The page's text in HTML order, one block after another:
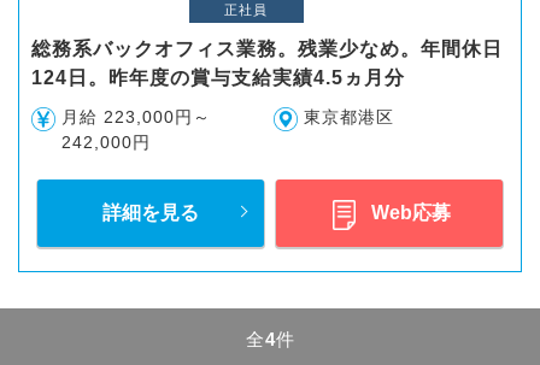
正社員
総務系バックオフィス業務。残業少なめ。年間休日
124日。昨年度の賞与支給実績4.5ヵ月分
月給 223,000円～
242,000円
東京都港区
詳細を見る Web応募
全4件